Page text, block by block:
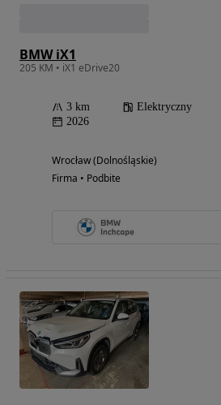
BMW iX1
205 KM • iX1 eDrive20
3 km Elektryczny
2026
Wrocław (Dolnośląskie)
Firma • Podbite